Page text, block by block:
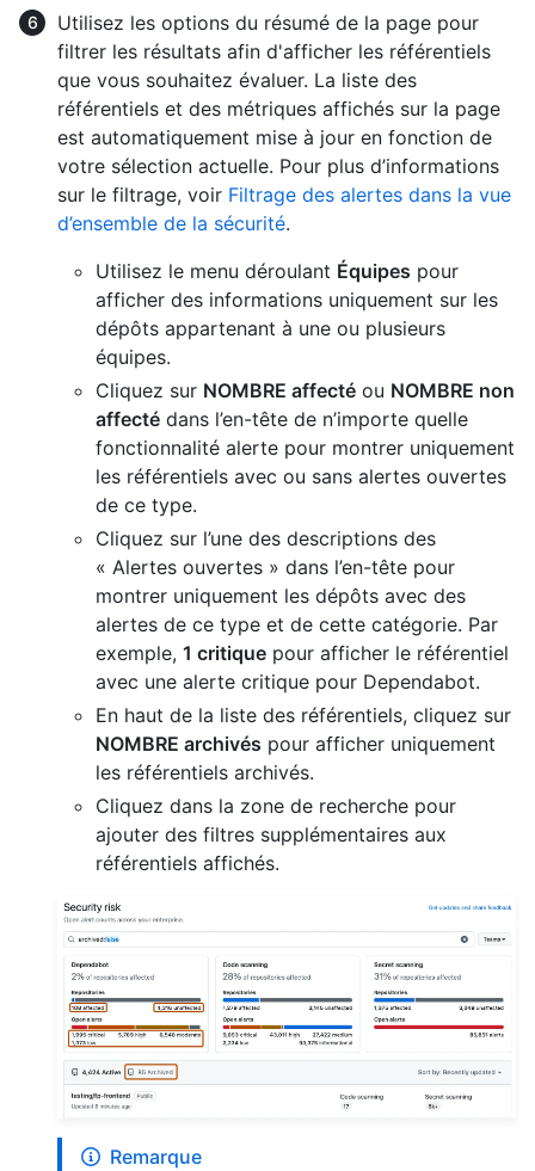
Utilisez les options du résumé de la page pour
filtrer les résultats afin d'afficher les référentiels
que vous souhaitez évaluer. La liste des
référentiels et des métriques affichés sur la page
est automatiquement mise à jour en fonction de
votre sélection actuelle. Pour plus d’informations
sur le filtrage, voir Filtrage des alertes dans la vue
d’ensemble de la sécurité.
Utilisez le menu déroulant Équipes pour
afficher des informations uniquement sur les
dépôts appartenant à une ou plusieurs
équipes.
Cliquez sur NOMBRE affecté ou NOMBRE non
affecté dans l’en-tête de n’importe quelle
fonctionnalité alerte pour montrer uniquement
les référentiels avec ou sans alertes ouvertes
de ce type.
Cliquez sur l’une des descriptions des
« Alertes ouvertes » dans l’en-tête pour
montrer uniquement les dépôts avec des
alertes de ce type et de cette catégorie. Par
exemple, 1 critique pour afficher le référentiel
avec une alerte critique pour Dependabot.
En haut de la liste des référentiels, cliquez sur
NOMBRE archivés pour afficher uniquement
les référentiels archivés.
Cliquez dans la zone de recherche pour
ajouter des filtres supplémentaires aux
référentiels affichés.
Remarque